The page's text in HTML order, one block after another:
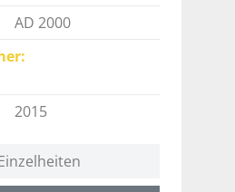
AD 2000
2015